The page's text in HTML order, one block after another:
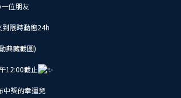
位朋友
限時動態24h
典藏截圖)
12:00截止
中獎的幸運兒